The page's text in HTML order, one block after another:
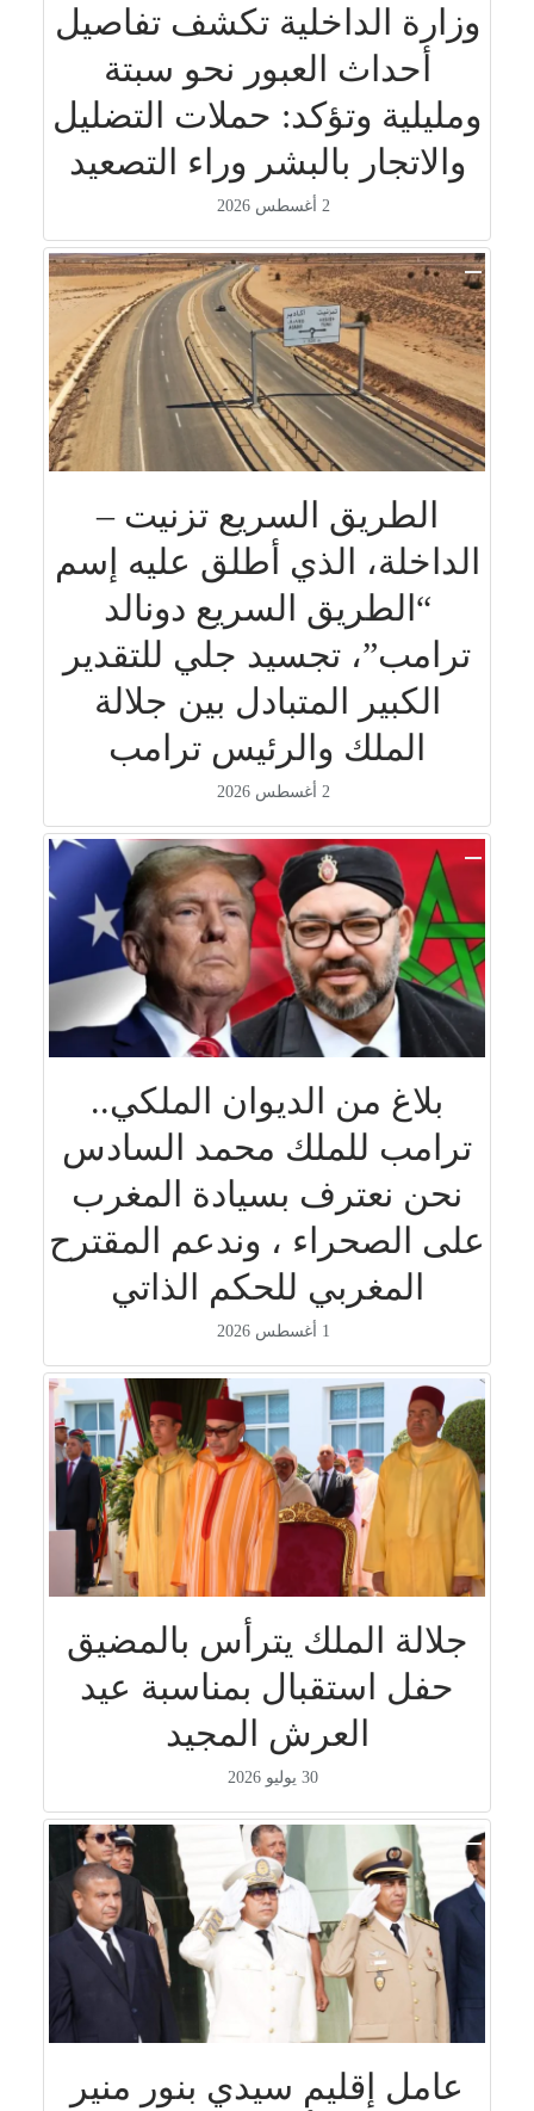
وزارة الداخلية تكشف تفاصيل
أحداث العبور نحو سبتة
ومليلية وتؤكد: حملات التضليل
والاتجار بالبشر وراء التصعيد
2 أغسطس 2026
الطريق السريع تزنيت –
الداخلة، الذي أطلق عليه إسم
“الطريق السريع دونالد
ترامب”، تجسيد جلي للتقدير
الكبير المتبادل بين جلالة
الملك والرئيس ترامب
2 أغسطس 2026
بلاغ من الديوان الملكي..
ترامب للملك محمد السادس
نحن نعترف بسيادة المغرب
على الصحراء ، وندعم المقترح
المغربي للحكم الذاتي
1 أغسطس 2026
جلالة الملك يترأس بالمضيق
حفل استقبال بمناسبة عيد
العرش المجيد
30 يوليو 2026
عامل إقليم سيدي بنور منير